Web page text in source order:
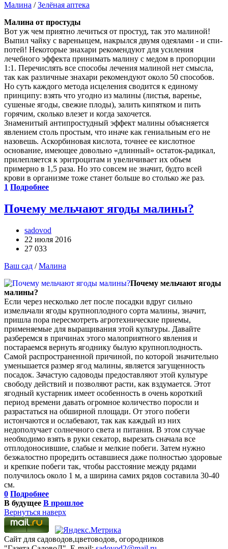
Малина /Зелёная аптека
Малина от простуды
Вот уж чем приятно лечиться от простуд, так это малиной!
Выпил чайку с вареньицем, накрылся двумя одеялами - и спи-
потей! Некоторые знахари рекомендуют для усиления
лечебного эффекта принимать малину с медом в пропорции
1:1. Перечислять все способы лечения малиной нет смысла,
так как различные знахари рекомендуют около 50 способов.
Но суть каждого метода исцеления сводится к единому
принципу: взять что угодно из малины (листья, варенье,
сушеные ягоды, свежие плоды), залить кипятком и пить
горячим, сколько влезет и когда захочется.
Знаменитый антипростудный эффект малины объясняется
явлением столь простым, что иначе как гениальным его не
назовешь. Аскорбиновая кислота, точнее ее кислотное
основание, имеющее довольно «длинный» остаток-радикал,
прилепляется к эритроцитам и увеличивает их объем
примерно в 1,5 раза. Но это совсем не значит, будто всей
крови в организме тоже станет больше во столько же раз.
1 Подробнее
Почему мельчают ягоды малины?
sadovod
22 июля 2016
27 033
Ваш сад /Малина
Почему мельчают ягоды
малины?
Если через несколько лет после посадки вдруг сильно
измельчали ягоды крупноплодного сорта малины, значит,
пришла пора пересмотреть агротехнические приемы,
применяемые для выращивания этой культуры. Давайте
разберемся в причинах этого малоприятного явления и
постараемся вернуть ягоднику былую крупноплодность.
Самой распространенной причиной, по которой значительно
уменьшается размер ягод малины, является загущенность
посадок. Зачастую садоводы предоставляют этой культуре
свободу действий и позволяют расти, как вздумается. Этот
ягодный кустарник имеет особенность в очень короткий
период времени давать огромное количество поросли и
разрастаться на обширной площади. От этого побеги
истончаются и ослабевают, так как каждый из них
недополучает солнечного света и питания. В этом случае
необходимо взять в руки секатор, вырезать сначала все
отплодоносившие, слабые и мелкие побеги. Затем нужно
безжалостно проредить оставшиеся даже полностью здоровые
и крепкие побеги так, чтобы расстояние между рядами
получилось около 1 м, а ширина самих рядов составила 30-40
см.
0 Подробнее
В будущее В прошлое
Вернуться наверх
Сайт для садоводов,цветоводов, огородников